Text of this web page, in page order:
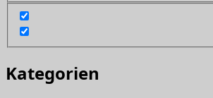
Kategorien